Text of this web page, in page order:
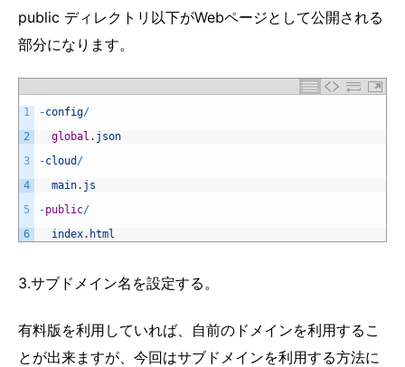
public ディレクトリ以下がWebページとして公開される
部分になります。
1
2
3
4
5
6
-config/
global . json
-cloud /
main. js
-public/
index. html
3.サブドメイン名を設定する。
有料版を利用していれば、自前のドメインを利用するこ
とが出来ますが、今回はサブドメインを利用する方法に